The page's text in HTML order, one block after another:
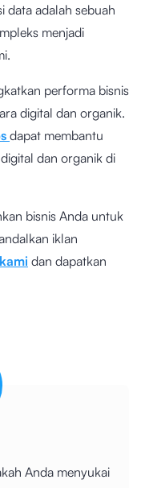
data adalah sebuah
menjadi
performa bisnis
digital dan organik.
dapat membantu
dan organik di
bisnis Anda untuk
iklan
dan dapatkan
Anda menyukai